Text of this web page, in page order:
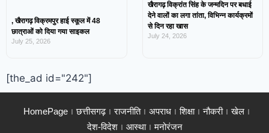
, खैरागढ़ विक्रमपुर हाई स्कूल में 48
छात्राओं को दिया गया साइकल
July 25, 2026
खैरागढ़ विक्रांत सिंह के जन्मदिन पर बधाई
देने वालों का लगा तांता, विभिन्न कार्यक्रमों
से दिन रहा खास
July 24, 2026
[the_ad id="242"]
HomePage छत्तीसगढ़ राजनीति अपराध शिक्षा नौकरी
खेल
देश-विदेश
आस्था मनोरंजन